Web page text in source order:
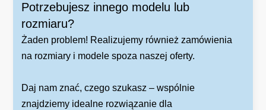
Potrzebujesz innego modelu lub
rozmiaru?
Żaden problem! Realizujemy również zamówienia
na rozmiary i modele spoza naszej oferty.
Daj nam znać, czego szukasz – wspólnie
znajdziemy idealne rozwiązanie dla